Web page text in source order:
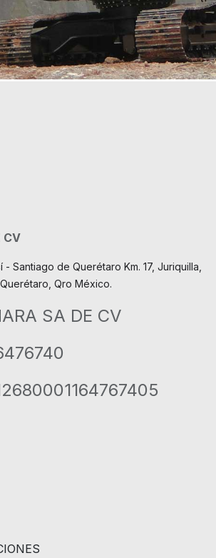
CV
- Santiago de Querétaro Km. 17, Juriquilla,
Qro México.
SA DE CV